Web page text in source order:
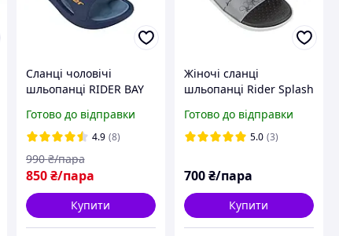
Сланці чоловічі
шльопанці RIDER BAY
маломірки на два
розміри
Готово до відправки
4.9 (8)
850 ₴/пара
990 ₴/пара
Купити
Жіночі сланці
шльопанці Rider Splash
Готово до відправки
5.0 (3)
700₴/пара
Купити